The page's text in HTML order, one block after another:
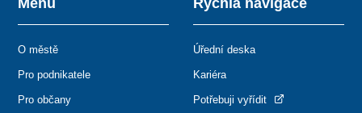
O městě
Pro podnikatele
Pro občany
Úřední deska
Kariéra
Potřebuji vyřídit